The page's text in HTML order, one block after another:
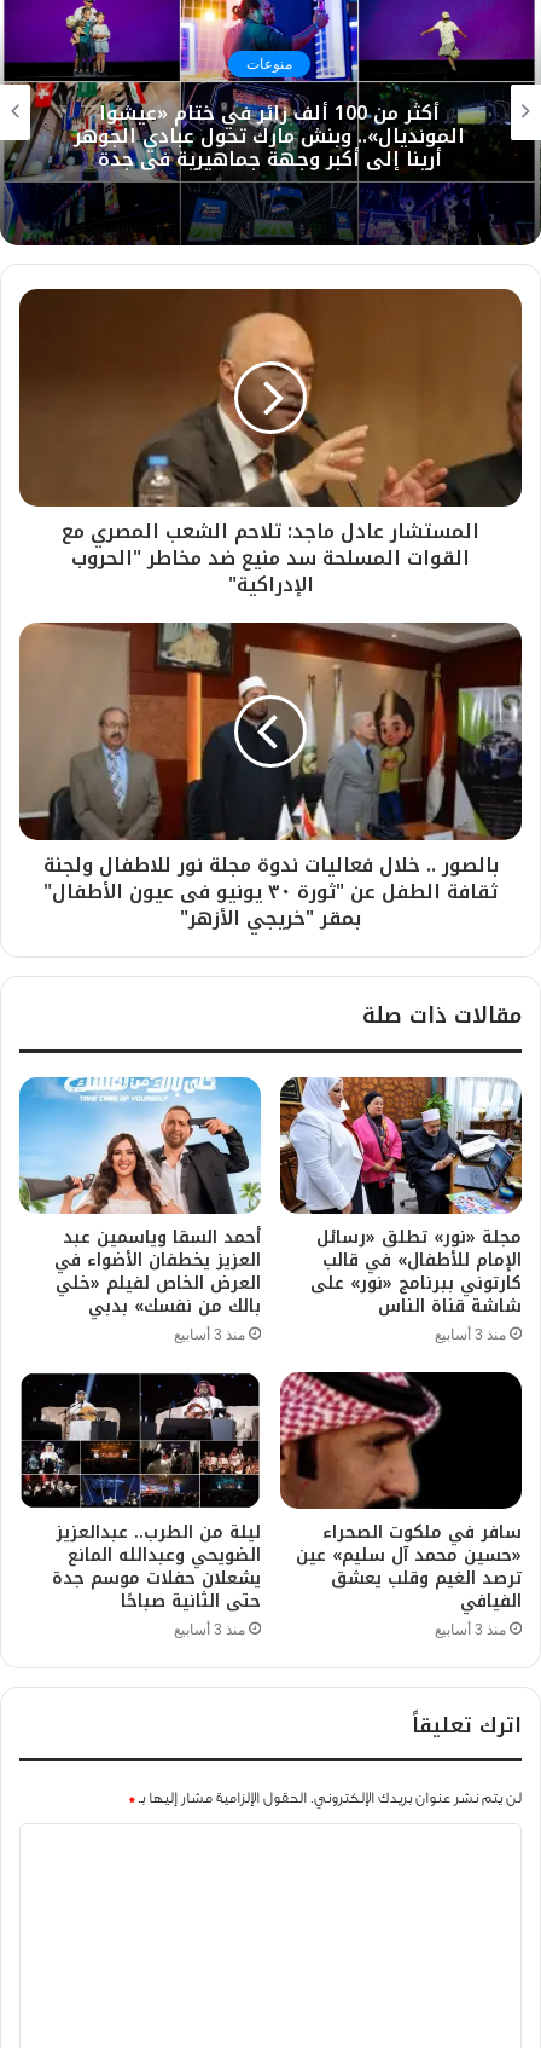
منوعات
أكثر من 100 ألف زائر في ختام «عيشوا
المونديال».. وبنش مارك تحول عبادي الجوهر
أرينا إلى أكبر وجهة جماهيرية في جدة
المستشار عادل ماجد: تلاحم الشعب المصري مع
القوات المسلحة سد منيع ضد مخاطر "الحروب
الإدراكية"
بالصور .. خلال فعاليات ندوة مجلة نور للاطفال ولجنة
ثقافة الطفل عن "ثورة ٣٠ يونيو فى عيون الأطفال"
بمقر "خريجي الأزهر"
مقالات ذات صلة
مجلة «نور» تطلق «رسائل
الإمام للأطفال» في قالب
كارتوني ببرنامج «نور» على
شاشة قناة الناس
منذ 3 أسابيع
أحمد السقا وياسمين عبد
العزيز يخطفان الأضواء في
العرض الخاص لفيلم «خلي
بالك من نفسك» بدبي
منذ 3 أسابيع
سافر في ملكوت الصحراء
«حسين محمد آل سليم» عين
ترصد الغيم وقلب يعشق
الفيافي
منذ 3 أسابيع
ليلة من الطرب.. عبدالعزيز
الضويحي وعبدالله المانع
يشعلان حفلات موسم جدة
حتى الثانية صباحًا
منذ 3 أسابيع
اترك تعليقاً
لن يتم نشر عنوان بريدك الإلكتروني. الحقول الإلزامية مشار إليها بـ*